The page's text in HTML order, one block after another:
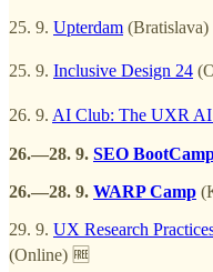
25. 9. Upterdam (Bratislava)
25. 9. Inclusive Design 24
26. 9. AI Club: The UXR
26.—28. 9. SEO
26.—28. 9. WARP Camp
29. 9. UX Research
(Online) 🆓